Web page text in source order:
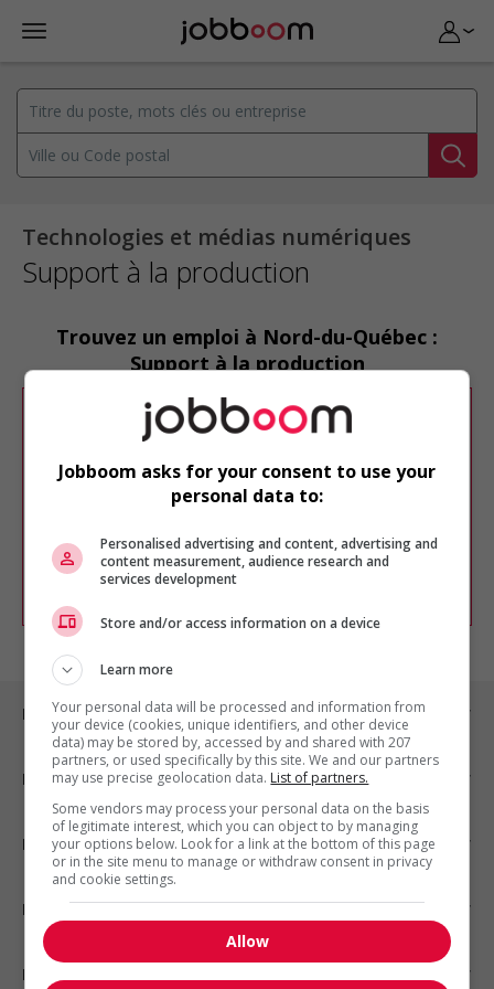
Technologies et médias numériques
Support à la production
Trouvez un emploi à Nord-du-Québec :
Support à la production
Désolé, cette recherche n'a produit aucun
résultat.
Veuillez faire une nouvelle recherche.
Vous pouvez en tout temps utiliser nos
chercher un poste selon votre profil
d'intérêt en emploi en vousinscrivant
comme membre Jobboom.
Emplois par ville
Emplois par secteur
Emplois par statut
Emplois par type
Nos suggestions
Jobboom asks for your consent to use your
personal data to:
Personalised advertising and content, advertising and
content measurement, audience research and
services development
Store and/or access information on a device
Learn more
Your personal data will be processed and information from
your device (cookies, unique identifiers, and other device
data) may be stored by, accessed by and shared with 207
partners, or used specifically by this site. We and our partners
may use precise geolocation data. List of partners.
Some vendors may process your personal data on the basis
of legitimate interest, which you can object to by managing
your options below. Look for a link at the bottom of this page
or in the site menu to manage or withdraw consent in privacy
and cookie settings.
Allow